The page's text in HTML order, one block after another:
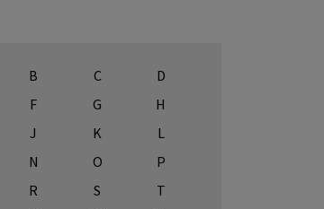
B C
D
F G
H
J K
L
N O
P
R S
T